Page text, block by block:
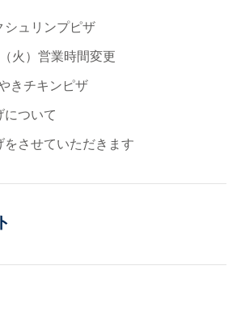
シュリンプピザ
火）営業時間変更
きチキンピザ
について
させていただきます